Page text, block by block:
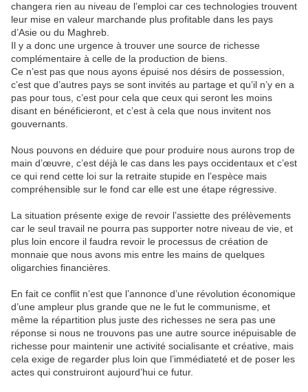
changera rien au niveau de l’emploi car ces technologies trouvent
leur mise en valeur marchande plus profitable dans les pays
d’Asie ou du Maghreb.
Il y a donc une urgence à trouver une source de richesse
complémentaire à celle de la production de biens.
Ce n’est pas que nous ayons épuisé nos désirs de possession,
c’est que d’autres pays se sont invités au partage et qu’il n’y en a
pas pour tous, c’est pour cela que ceux qui seront les moins
disant en bénéficieront, et c’est à cela que nous invitent nos
gouvernants.
Nous pouvons en déduire que pour produire nous aurons trop de
main d’œuvre, c’est déjà le cas dans les pays occidentaux et c’est
ce qui rend cette loi sur la retraite stupide en l’espèce mais
compréhensible sur le fond car elle est une étape régressive.
La situation présente exige de revoir l’assiette des prélèvements
car le seul travail ne pourra pas supporter notre niveau de vie, et
plus loin encore il faudra revoir le processus de création de
monnaie que nous avons mis entre les mains de quelques
oligarchies financières.
En fait ce conflit n’est que l’annonce d’une révolution économique
d’une ampleur plus grande que ne le fut le communisme, et
même la répartition plus juste des richesses ne sera pas une
réponse si nous ne trouvons pas une autre source inépuisable de
richesse pour maintenir une activité socialisante et créative, mais
cela exige de regarder plus loin que l’immédiateté et de poser les
actes qui construiront aujourd’hui ce futur.